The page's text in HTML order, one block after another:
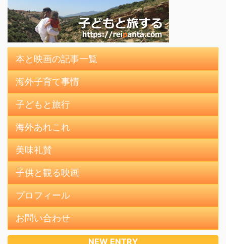
本と映画の記事一覧
海外子育て事情
子どもと旅行
海外あれこれ
美味礼賛
子供と観る映画
プロフィール
お問い合わせ
NEW ENTRY